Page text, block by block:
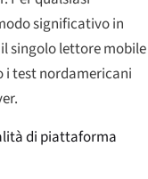
significativo in
singolo lettore mobile
i test nordamericani
di piattaforma